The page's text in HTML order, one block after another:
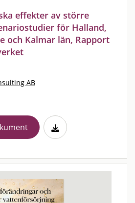
effekter av större
för Halland,
och Kalmar län, Rapport
AB